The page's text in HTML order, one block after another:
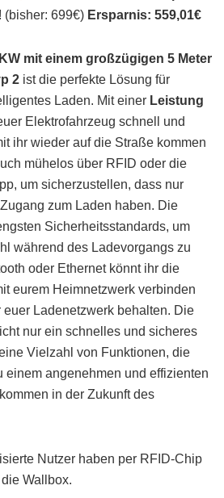
(bisher: 699€) Ersparnis: 559,01€
mit einem großzügigen 5 Meter
2 ist die perfekte Lösung für
Laden. Mit einer Leistung
Elektrofahrzeug schnell und
ihr wieder auf die Straße kommen
mühelos über RFID oder die
um sicherzustellen, dass nur
zum Laden haben. Die
Sicherheitsstandards, um
während des Ladevorgangs zu
oder Ethernet könnt ihr die
eurem Heimnetzwerk verbinden
Ladenetzwerk behalten. Die
nur ein schnelles und sicheres
Vielzahl von Funktionen, die
einem angenehmen und effizienten
in der Zukunft des
Nutzer haben per RFID-Chip
Wallbox.